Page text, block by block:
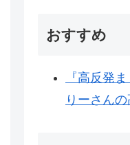
おすすめ
『高反発
りーさん